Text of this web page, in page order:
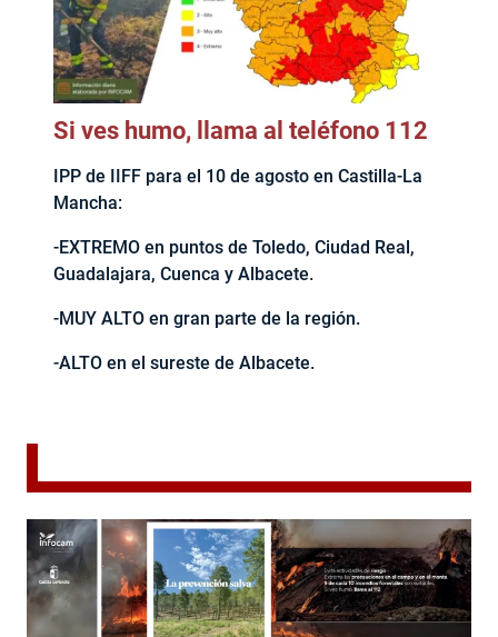
Si ves humo, llama al teléfono 112
IPP de IIFF para el 10 de agosto en Castilla-La
Mancha:
-EXTREMO en puntos de Toledo, Ciudad Real,
Guadalajara, Cuenca y Albacete.
-MUY ALTO en gran parte de la región.
-ALTO en el sureste de Albacete.